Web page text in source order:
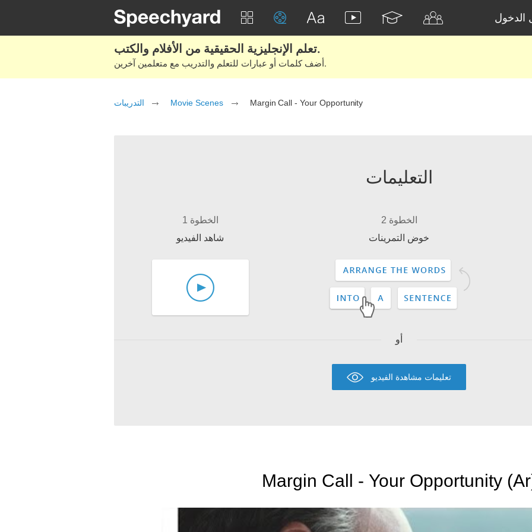
الدخول
تعلم الإنجليزية الحقيقية من الأفلام والكتب.
أضف كلمات أو عبارات للتعلم والتدريب مع متعلمين آخرين.
التدريبات Movie Scenes Margin Call - Your Opportunity
التعليمات
الخطوة 1
شاهد الفيديو
الخطوة 2
خوض التمرينات
أو
تعليمات مشاهدة الفيديو
Margin Call - Your Opportunity